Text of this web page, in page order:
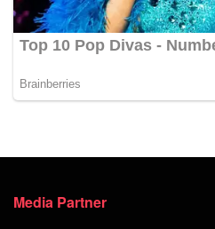
Media Partner